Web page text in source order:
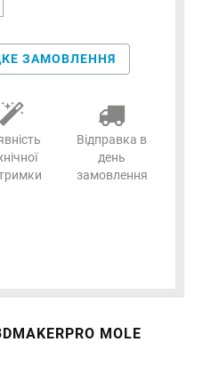
ЗАМОВЛЕННЯ
Відправка в
день
замовлення
MOLE